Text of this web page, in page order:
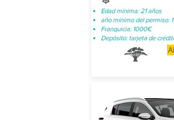
Edad mínima: 21 años
año mínimo del permiso: 1
Franquicia: 1000€
Depósito: tarjeta de